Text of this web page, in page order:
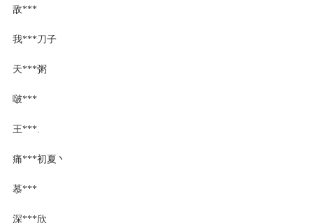
敌***
我***刀子
天***粥
啵***
王***.
痛***初夏丶
慕***
深***欣